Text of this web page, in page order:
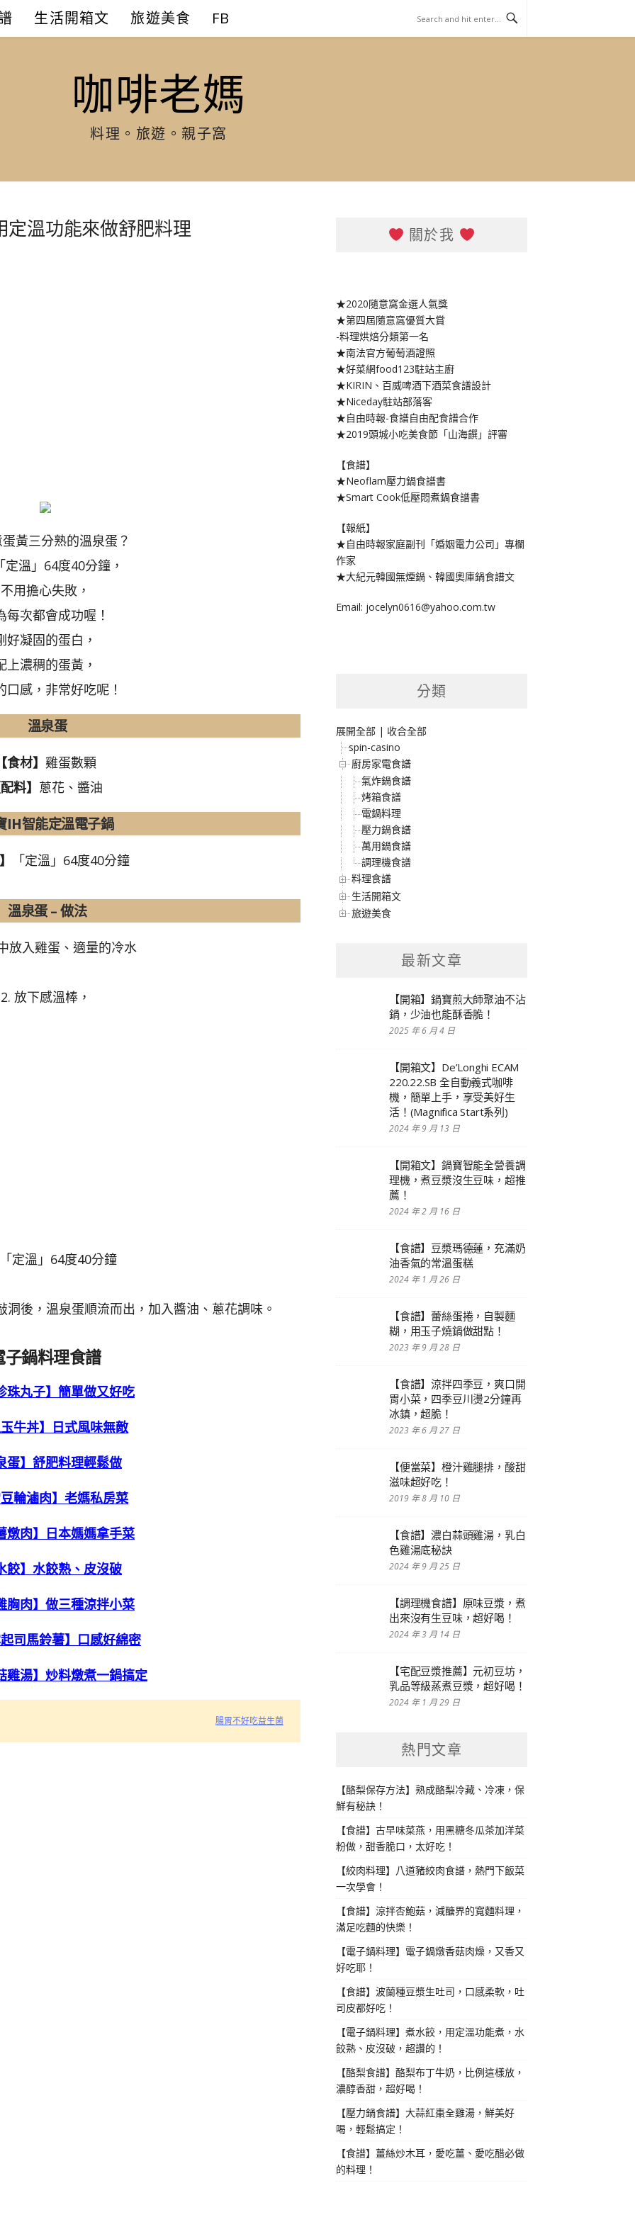
生活開箱文 旅遊美食 FB
咖啡老媽
料理。旅遊。親子窩
溫功能來做舒肥料理
黃三分熟的溫泉蛋？
定溫」64度40分鐘，
不用擔心失敗，
每次都會成功喔！
好凝固的蛋白，
上濃稠的蛋黃，
口感，非常好吃呢！
溫泉蛋
食材】 雞蛋數顆
料】 蔥花、醬油
IH智能定溫電子鍋
「定溫」64度40分鐘
溫泉蛋 – 做法
放入雞蛋、適量的冷水
2. 放下感溫棒，
定溫」64度40分鐘
後，溫泉蛋順流而出，加入醬油、蔥花調味。
子鍋料理食譜
珠丸子】簡單做又好吃
牛丼】日式風味無敵
蛋】舒肥料理輕鬆做
輪滷肉】老媽私房菜
燉肉】日本媽媽拿手菜
餃】水餃熟、皮沒破
胸肉】做三種涼拌小菜
司馬鈴薯】口感好綿密
雞湯】炒料燉煮一鍋搞定
腸胃不好吃益生菌
關於我
★2020隨意窩金選人氣獎
★第四屆隨意窩優質大賞
-料理烘焙分類第一名
★南法官方葡萄酒證照
★好菜網food123駐站主廚
★KIRIN、百威啤酒下酒菜食譜設計
★Niceday駐站部落客
★自由時報-食譜自由配食譜合作
★2019頭城小吃美食節「山海饌」評審
【食譜】
★Neoflam壓力鍋食譜書
★Smart Cook低壓悶煮鍋食譜書
【報紙】
★自由時報家庭副刊「婚姻電力公司」專欄
作家
★大紀元韓國無煙鍋、韓國奧庫鍋食譜文
Email: jocelyn0616@yahoo.com.tw
分類
展開全部 | 收合全部
spin-casino
廚房家電食譜
氣炸鍋食譜
烤箱食譜
電鍋料理
壓力鍋食譜
萬用鍋食譜
調理機食譜
料理食譜
生活開箱文
旅遊美食
最新文章
【開箱】鍋寶煎大師聚油不沾
鍋，少油也能酥香脆！
2025 年 6 月 4 日
【開箱文】De’Longhi ECAM
220.22.SB 全自動義式咖啡
機，簡單上手，享受美好生
活！(Magnifica Start系列)
2024 年 9 月 13 日
【開箱文】鍋寶智能全營養調
理機，煮豆漿沒生豆味，超推
薦！
2024 年 2 月 16 日
【食譜】豆漿瑪德蓮，充滿奶
油香氣的常溫蛋糕
2024 年 1 月 26 日
【食譜】蕾絲蛋捲，自製麵
糊，用玉子燒鍋做甜點！
2023 年 9 月 28 日
【食譜】涼拌四季豆，爽口開
胃小菜，四季豆川燙2分鐘再
冰鎮，超脆！
2023 年 6 月 27 日
【便當菜】橙汁雞腿排，酸甜
滋味超好吃！
2019 年 8 月 10 日
【食譜】濃白蒜頭雞湯，乳白
色雞湯底秘訣
2024 年 9 月 25 日
【調理機食譜】原味豆漿，煮
出來沒有生豆味，超好喝！
2024 年 3 月 14 日
【宅配豆漿推薦】元初豆坊，
乳品等級蒸煮豆漿，超好喝！
2024 年 1 月 29 日
熱門文章
【酪梨保存方法】熟成酪梨冷藏、冷凍，保
鮮有秘訣！
【食譜】古早味菜燕，用黑糖冬瓜茶加洋菜
粉做，甜香脆口，太好吃！
【絞肉料理】八道豬絞肉食譜，熱門下飯菜
一次學會！
【食譜】涼拌杏鮑菇，減醣界的寬麵料理，
滿足吃麵的快樂！
【電子鍋料理】電子鍋燉香菇肉燥，又香又
好吃耶！
【食譜】波蘭種豆漿生吐司，口感柔軟，吐
司皮都好吃！
【電子鍋料理】煮水餃，用定溫功能煮，水
餃熟、皮沒破，超讚的！
【酪梨食譜】酪梨布丁牛奶，比例這樣放，
濃醇香甜，超好喝！
【壓力鍋食譜】大蒜紅棗全雞湯，鮮美好
喝，輕鬆搞定！
【食譜】薑絲炒木耳，愛吃薑、愛吃醋必做
的料理！